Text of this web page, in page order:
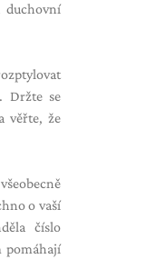
duchovní
Držte se
věřte, že
o vaší
číslo
pomáhají